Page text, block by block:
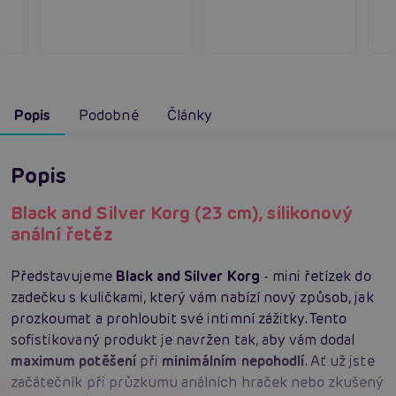
Popis Podobné Články
Popis
Black and Silver Korg (23 cm), silikonový
anální řetěz
Představujeme Black and Silver Korg - mini řetízek do
zadečku s kuličkami, který vám nabízí nový způsob, jak
prozkoumat a prohloubit své intimní zážitky. Tento
sofistikovaný produkt je navržen tak, aby vám dodal
maximum potěšenípři minimálním nepohodlí. Ať už jste
začátečník při průzkumu análních hraček nebo zkušený